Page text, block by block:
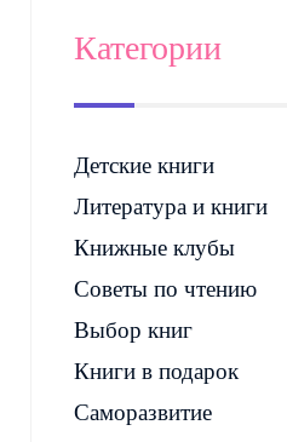
Категории
Детские книги
Литература и книги
Книжные клубы
Советы по чтению
Выбор книг
Книги в подарок
Саморазвитие